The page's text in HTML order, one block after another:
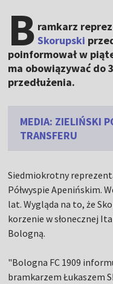
B ramkarz
Skorupski
poinformował w
ma obowiązywać do
przedłużenia.
MEDIA: ZIELIŃSKI
TRANSFERU
Siedmiokrotny
Półwyspie Apenińskim.
lat. Wygląda na to, że
korzenie w słonecznej
Bologną.
"Bologna FC 1909
bramkarzem Łukaszem